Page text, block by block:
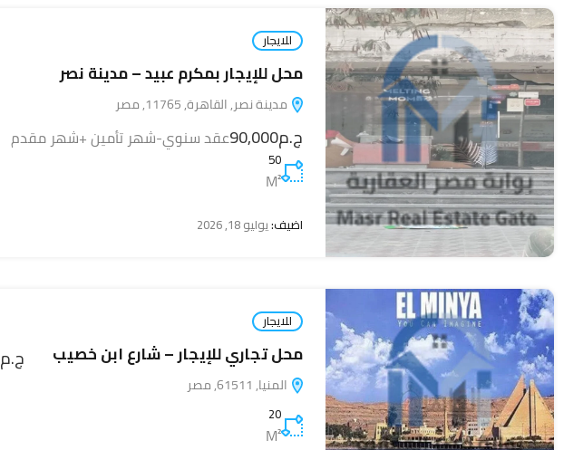
للايجار
محل للإيجار بمكرم عبيد – مدينة نصر
مدينة نصر, القاهرة, 11765, مصر
ج.م90,000 عقد سنوي-شهر تأمين +شهر مقدم
50
M²
اضيف:يوليو 18, 2026
للايجار
محل تجاري للإيجار – شارع ابن خصيب
المنيا, 61511, مصر
ج.م4,000
20
M²